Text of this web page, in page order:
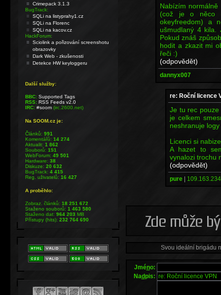
Nabízím
(což je o něco
okeyfreedom) a
ušmudlaný 4 kila.
Pokud znáš
hodit a zkazit mi
řeči :)
(odpovědět)
dannyx007
re: Roční licence
Je tu rec pouze
je celkem
neshranuje
Licenci si
A hazet to
vynalozi trochu
(odpovědět)
pure |
Svou ideální brigádu
Jméno:
Nadpis:
Crimepack 3.1.3
BugTrack:
SQLi na listyprahy1.cz
SQLi na Florenc
SQLi na kacov.cz
HackForum:
Sciolink a pořizování screenshotu
obrazovky
Dark Web - zkušenosti
Detekce HW keyloggeru
Další služby:
BBC: Supported Tags
RSS: RSS Feeds v2.0
IRC: #soom(irc.2600.net)
Na SOOM.cz je:
Článků:991
Komentářů:14 274
Aktualit:1 862
Souborů:151
WebForum:49 501
Hardware:38
Diskuze:20 632
BugTrack:4 415
Reg. uživatelů:16 427
A proběhlo:
Zobraz. článků:18 251 672
Staženo souborů:1 463 580
Staženo dat:964 203MB
Přístupy (hits):232 764 690